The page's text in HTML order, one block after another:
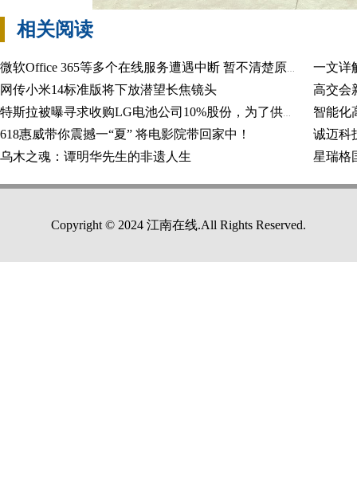
相关阅读
一文详
网传小米14标准版将下放潜望长焦镜头
智能化
618惠威带你震撼一“夏” 将电影院带回家中！
乌木之魂：谭明华先生的非遗人生
星瑞格
Copyright © 2024 江南在线.All Rights Reserved.